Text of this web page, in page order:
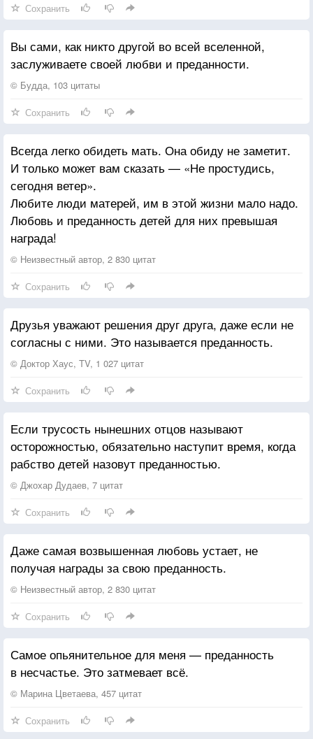
Учитесь верности у лебедей!
Храните жизни чудные мгновенья!
Сохранить
Вы сами, как никто другой во всей вселенной,
заслуживаете своей любви и преданности.
© Будда, 103 цитаты
Сохранить
Всегда легко обидеть мать. Она обиду не заметит.
И только может вам сказать — «Не простудись,
сегодня ветер».
Любите люди матерей, им в этой жизни мало надо.
Любовь и преданность детей для них превышая
награда!
© Неизвестный автор, 2 830 цитат
Сохранить
Друзья уважают решения друг друга, даже если не
согласны с ними. Это называется преданность.
© Доктор Хаус, TV, 1 027 цитат
Сохранить
Если трусость нынешних отцов называют
осторожностью, обязательно наступит время, когда
рабство детей назовут преданностью.
© Джохар Дудаев, 7 цитат
Сохранить
Даже самая возвышенная любовь устает, не
получая награды за свою преданность.
© Неизвестный автор, 2 830 цитат
Сохранить
Самое опьянительное для меня — преданность
в несчастье. Это затмевает всё.
© Марина Цветаева, 457 цитат
Сохранить